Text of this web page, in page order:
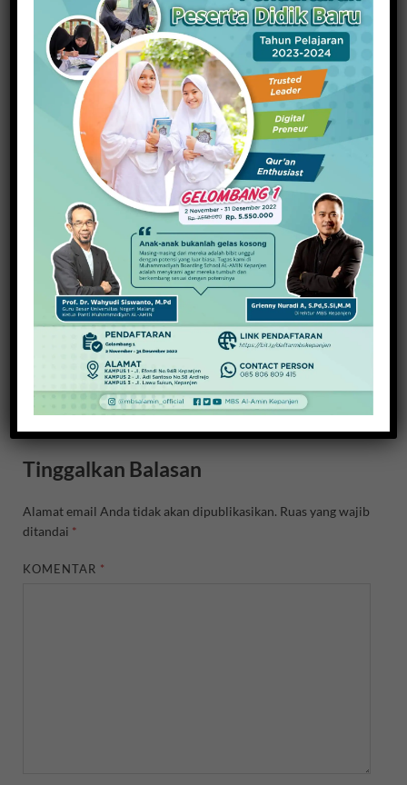
Kembali Diluncurkan
16 Maret 2024
PREVIOUS ARTICLE
Mahasiswa Dukung
Perjuangan Petani
Kendeng Lewat Aksi
NEXT ARTICLE
Relawan Bantu Warga
Terdampak Bencana
Puting Beliung
About Redaksi
View all posts by Redaksi →
Tinggalkan Balasan
Alamat email Anda tidak akan dipublikasikan. Ruas yang wajib
ditandai *
KOMENTAR *